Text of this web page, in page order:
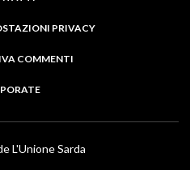
PRIVACY
COMMENTI
L'Unione Sarda